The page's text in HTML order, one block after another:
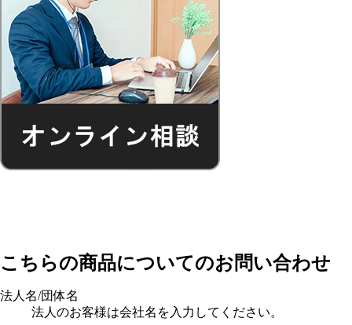
こちらの商品についてのお問い合わせ
法人名/団体名
法人のお客様は会社名を入力してください。